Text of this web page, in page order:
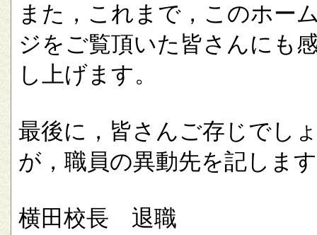
また，これまで，このホー
ジをご覧頂いた皆さんにも
し上げます。
最後に，皆さんご存じでし
が，職員の異動先を記しま
横田校長 退職